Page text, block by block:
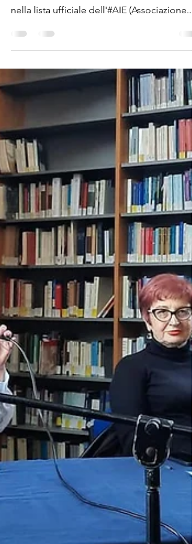
Apr 13, 2024
1 min read
La metrica dell'oltraggio
Da oggi "La metrica dell'oltraggio" è
adottabile nelle #scuole! E' entrato, infatti,
nella lista ufficiale dell'#AIE (Associazione...